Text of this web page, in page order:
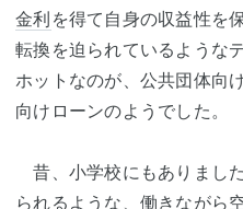
金利 を得て自身の収益性を
転換を迫られているような
ホットなのが、公共団体向け
向けローンのようでした。
昔、小学校にもありました
られるような、働きながら